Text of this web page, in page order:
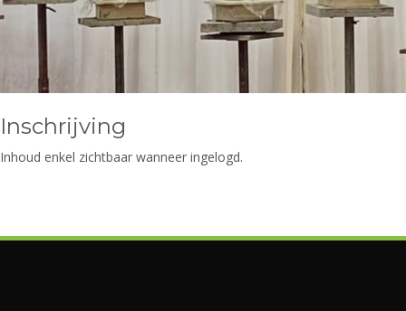
Inschrijving
Inhoud enkel zichtbaar wanneer ingelogd.